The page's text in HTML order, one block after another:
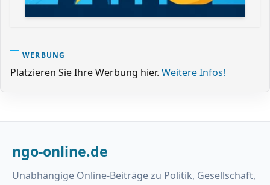
WERBUNG
Platzieren Sie Ihre Werbung hier. Weitere Infos!
ngo-online.de
Unabhängige Online-Beiträge zu Politik, Gesellschaft,